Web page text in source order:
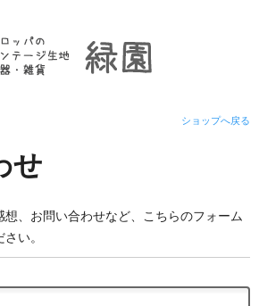
ショップへ戻る
せ
、お問い合わせなど、こちらのフォーム
い。